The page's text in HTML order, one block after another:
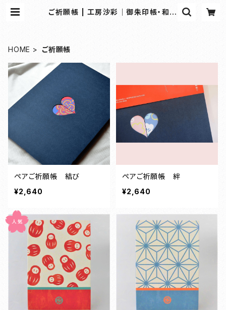
ご祈願帳 | 工房沙彩｜御朱印帳・和雑
HOME ご祈願帳
ペアご祈願帳 結び
¥2,640
ペアご祈願帳 絆
¥2,640